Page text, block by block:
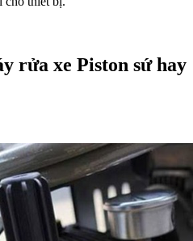
rửa xe Piston sứ hay